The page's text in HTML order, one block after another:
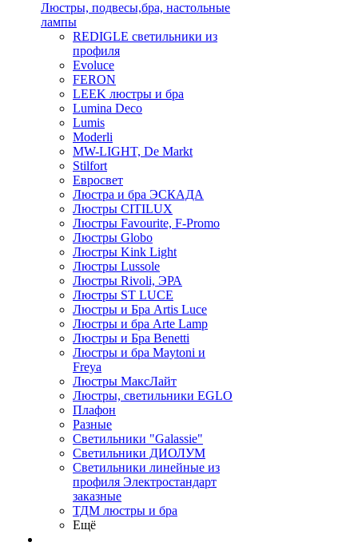
Люстры, подвесы,бра, настольные
лампы
REDIGLE светильники из
профиля
Evoluce
FERON
LEEK люстры и бра
Lumina Deco
Lumis
Moderli
MW-LIGHT, De Markt
Stilfort
Евросвет
Люстра и бра ЭСКАДА
Люстры CITILUX
Люстры Favourite, F-Promo
Люстры Globo
Люстры Kink Light
Люстры Lussole
Люстры Rivoli, ЭРА
Люстры ST LUCE
Люстры и Бра Artis Luce
Люстры и бра Arte Lamp
Люстры и Бра Benetti
Люстры и бра Maytoni и
Freya
Люстры МаксЛайт
Люстры, светильники EGLO
Плафон
Разные
Светильники "Galassie"
Светильники ДИОЛУМ
Светильники линейные из
профиля Электростандарт
заказные
ТДМ люстры и бра
Ещё